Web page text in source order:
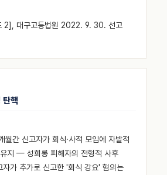
2], 대구고등법원 2022. 9. 30. 선고
탄핵
간 신고자가 회식·사적 모임에 자발적
지 — 성희롱 피해자의 전형적 사후
가 추가로 신고한 '회식 강요' 혐의는